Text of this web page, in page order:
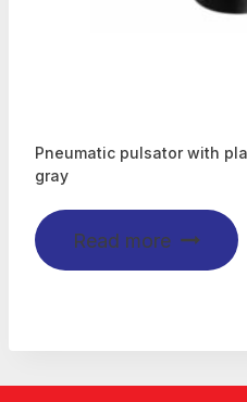
Pneumatic pulsator with
gray
Read more